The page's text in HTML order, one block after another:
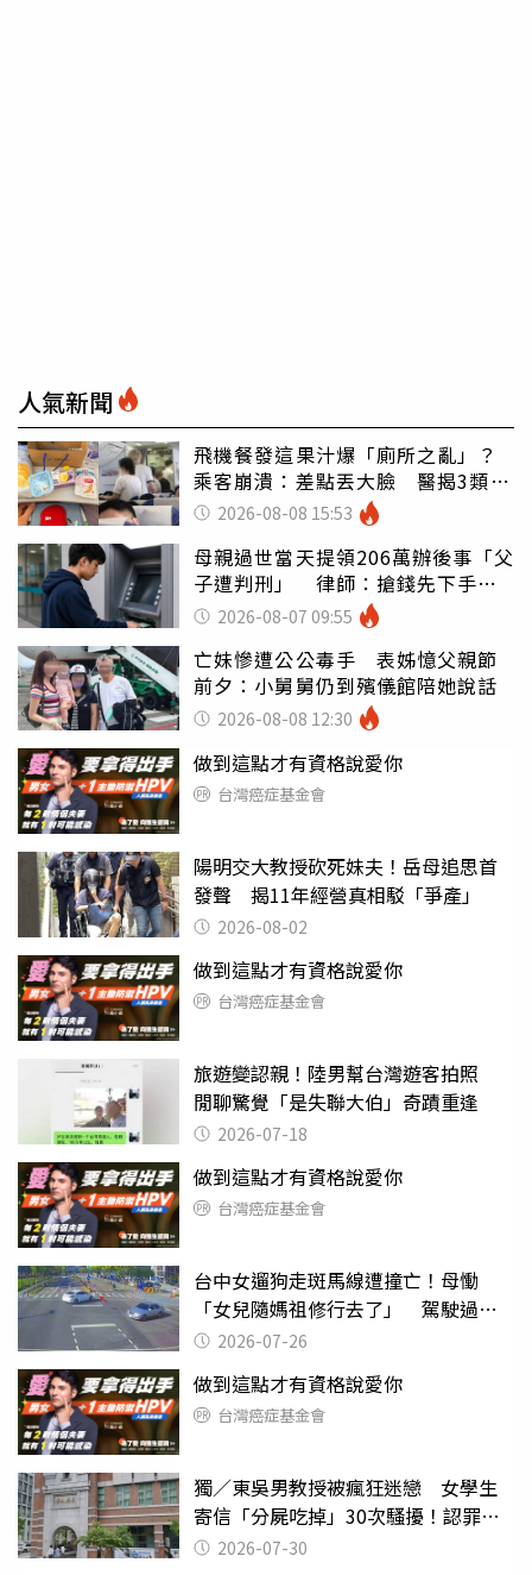
人氣新聞
飛機餐發這果汁爆「廁所之亂」？
乘客崩潰：差點丟大臉 醫揭3類人
別亂喝
2026-08-08 15:53
母親過世當天提領206萬辦後事「父
子遭判刑」 律師：搶錢先下手是
罪 2026-08-07 09:55
亡妹慘遭公公毒手 表姊憶父親節
前夕：小舅舅仍到殯儀館陪她說話
2026-08-08 12:30
做到這點才有資格說愛你
台灣癌症基金會
陽明交大教授砍死妹夫！岳母追思首
發聲 揭11年經營真相駁「爭產」
2026-08-02
做到這點才有資格說愛你
台灣癌症基金會
旅遊變認親！陸男幫台灣遊客拍照
閒聊驚覺「是失聯大伯」奇蹟重逢
2026-07-18
做到這點才有資格說愛你
台灣癌症基金會
台中女遛狗走斑馬線遭撞亡！母慟
「女兒隨媽祖修行去了」 駕駛過失
致死判9月
2026-07-26
做到這點才有資格說愛你
台灣癌症基金會
獨／東吳男教授被瘋狂迷戀 女學生
寄信「分屍吃掉」30次騷擾！認罪免
關 2026-07-30